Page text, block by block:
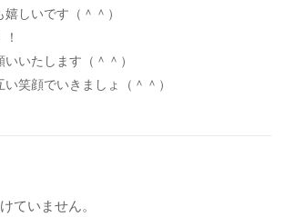
しいです（＾＾）
いたします（＾＾）
笑顔でいきましょ（＾＾）
ていません。